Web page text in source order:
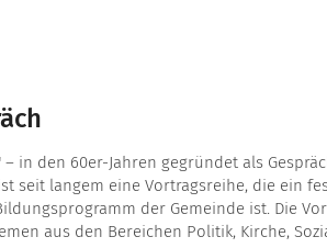
– in den 60er-Jahren gegründet als
seit langem eine Vortragsreihe, die ein
der Gemeinde ist. Die
aus den Bereichen Politik, Kirche,